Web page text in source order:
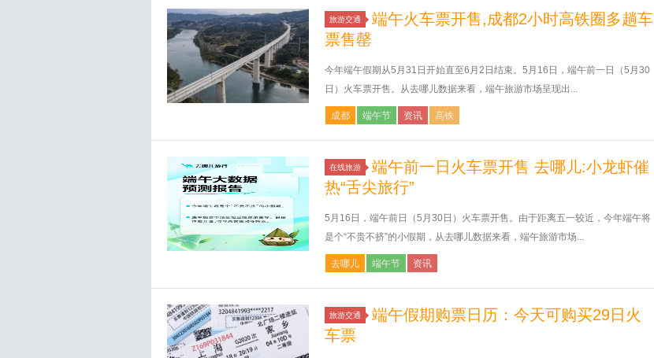
旅游交通
端午火车票开售,成都2小时高铁圈多趟车
票售罄
今年端午假期从5月31日开始直至6月2日结束。5月16日，端午前一日（5月30
日）火车票开售。从去哪儿数据来看，端午旅游市场呈现出...
成都 端午节 资讯 高铁
在线旅游
端午前一日火车票开售 去哪儿:小龙虾催
热“舌尖旅行”
5月16日，端午前日（5月30日）火车票开售。由于距离五一较近，今年端午将
是个“不贵不挤”的小假期，从去哪儿数据来看，端午旅游市场...
去哪儿 端午节 资讯
旅游交通
端午假期购票日历：今天可购买29日火
车票